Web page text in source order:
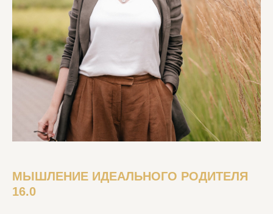
МЫШЛЕНИЕ ИДЕАЛЬНОГО РОДИТЕЛЯ
16.0